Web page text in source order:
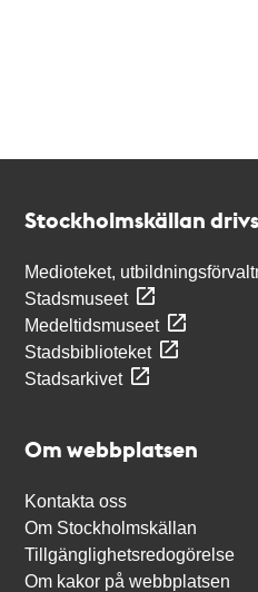
Stockholmskällan
Medioteket,
Stadsmuseet
Medeltidsmuseet
Stadsbiblioteket
Stadsarkivet
Om webbplatsen
Kontakta oss
Om Stockholmskällan
Tillgänglighetsredogörelse
Om kakor på webbplatsen